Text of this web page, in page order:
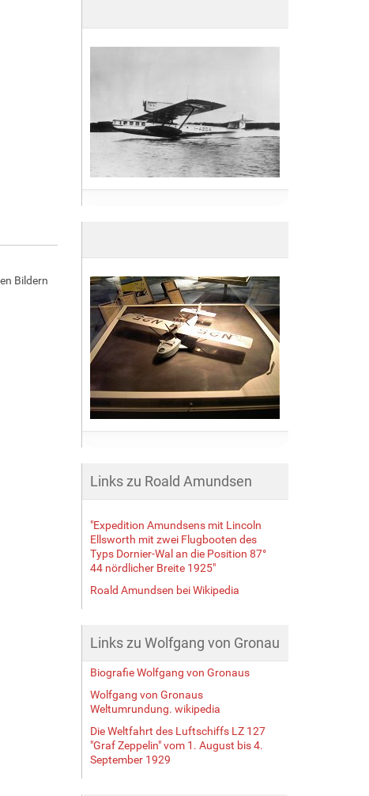
Bildern
Links zu Roald Amundsen
"Expedition Amundsens mit Lincoln
Ellsworth mit zwei Flugbooten des
Typs Dornier-Wal an die Position 87°
44 nördlicher Breite 1925"
Roald Amundsen bei Wikipedia
Links zu Wolfgang von Gronau
Biografie Wolfgang von Gronaus
Wolfgang von Gronaus
Weltumrundung. wikipedia
Die Weltfahrt des Luftschiffs LZ 127
"Graf Zeppelin" vom 1. August bis 4.
September 1929